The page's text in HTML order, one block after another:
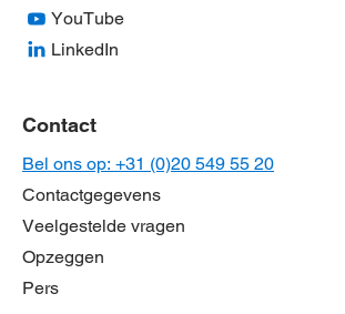
YouTube
LinkedIn
Contact
Bel ons op: +31 (0)20 549 55 20
Contactgegevens
Veelgestelde vragen
Opzeggen
Pers